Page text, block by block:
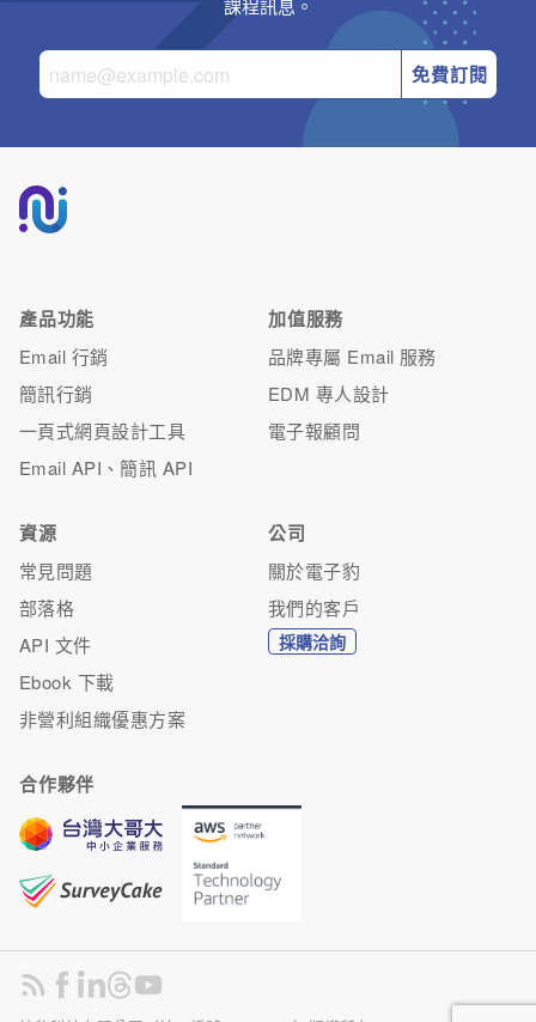
課程訊息。
免費訂閱
產品功能
Email 行銷
簡訊行銷
一頁式網頁設計工具
Email API、簡訊 API
加值服務
品牌專屬 Email 服務
EDM 專人設計
電子報顧問
資源
常見問題
部落格
API 文件
Ebook 下載
非營利組織優惠方案
公司
關於電子豹
我們的客戶
採購洽詢
合作夥伴